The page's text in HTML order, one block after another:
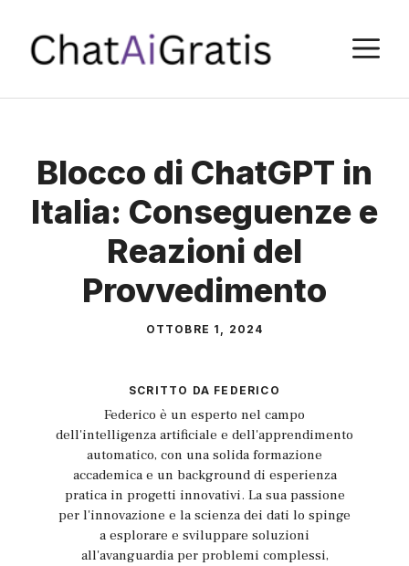
contenuto
Blocco di ChatGPT in
Italia: Conseguenze e
Reazioni del
Provvedimento
OTTOBRE 1, 2024
SCRITTO DA FEDERICO
Federico è un esperto nel campo
dell'intelligenza artificiale e dell'apprendimento
automatico, con una solida formazione
accademica e un background di esperienza
pratica in progetti innovativi. La sua passione
per l'innovazione e la scienza dei dati lo spinge
a esplorare e sviluppare soluzioni
all'avanguardia per problemi complessi,